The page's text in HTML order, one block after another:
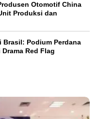
Otomotif China
Produksi dan
Brasil: Podium Perdana
Red Flag